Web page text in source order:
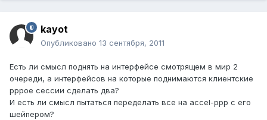
kayot
Опубликовано 13 сентября, 2011
Есть ли смысл поднять на интерфейсе смотрящем в мир 2
очереди, а интерфейсов на которые поднимаются клиентские
pppoe сессии сделать два?
И есть ли смысл пытаться переделать все на accel-ppp с его
шейпером?